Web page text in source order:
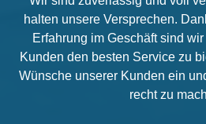
halten unsere Versprechen.
Erfahrung im Geschäft sind
Kunden den besten Service zu
Wünsche unserer Kunden ein
recht zu